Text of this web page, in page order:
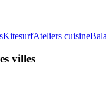
KitesurfAteliers cuisine
villes